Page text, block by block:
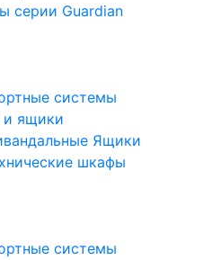
серии Guardian
системы
и ящики
Ящики
шкафы
системы